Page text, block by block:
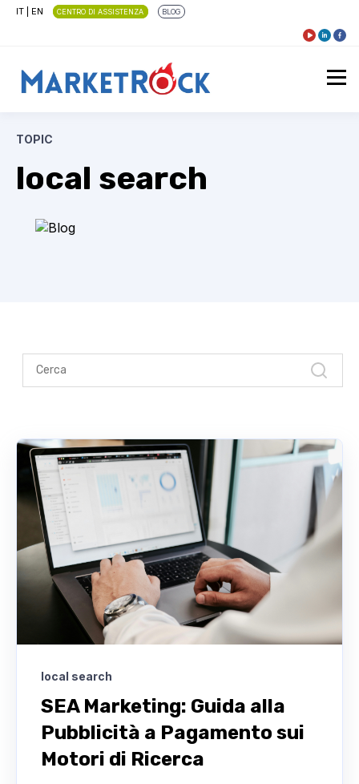
IT EN CENTRO DI ASSISTENZA BLOG
TOPIC
local search
local search
SEA Marketing: Guida alla
Pubblicità a Pagamento sui
Motori di Ricerca